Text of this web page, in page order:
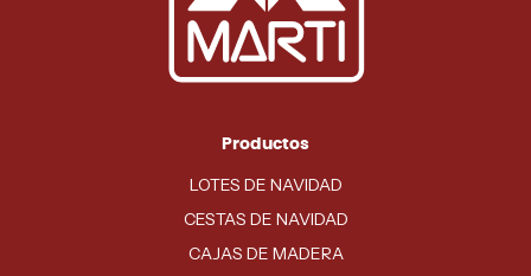
Productos
LOTES DE NAVIDAD
CESTAS DE NAVIDAD
CAJAS DE MADERA